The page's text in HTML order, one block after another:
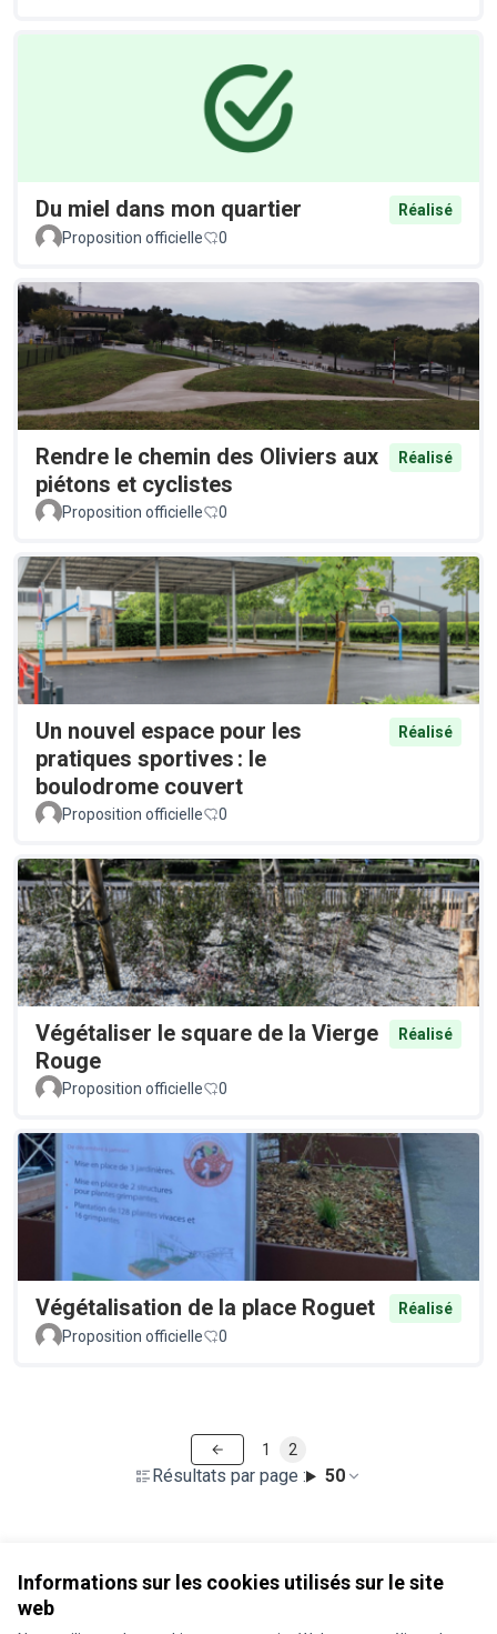
Informations sur les cookies utilisés sur le site
web
Du miel dans mon quartier
Réalisé
Proposition officielle
0
Rendre le chemin des Oliviers aux
piétons et cyclistes
Réalisé
Proposition officielle 0
Un nouvel espace pour les
pratiques sportives : le
boulodrome couvert
Réalisé
Proposition officielle 0
Végétaliser le square de la Vierge
Rouge
Réalisé
Proposition officielle 0
Végétalisation de la place Roguet
Réalisé
Proposition officielle
0
Résultats par page : 50
1 2